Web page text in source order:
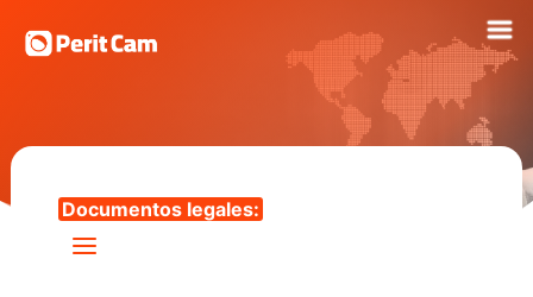
Documentos legales: